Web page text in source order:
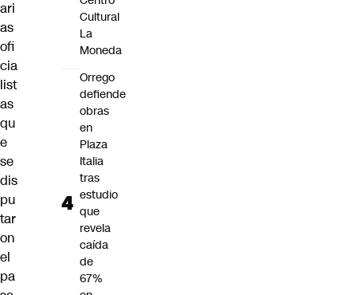
ari
as
ofi
cia
list
as
qu
e
se
dis
pu
tar
on
el
pa
Cultural
La
Moneda
Orrego
defiende
obras
en
Plaza
Italia
tras
estudio
que
revela
caída
de
67%